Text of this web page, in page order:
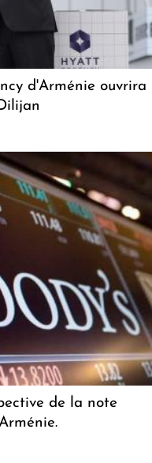
d'Arménie ouvrira
de la note